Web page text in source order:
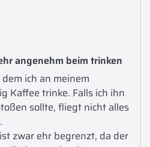
angenehm beim trinken
ich an meinem
Kaffee trinke. Falls ich ihn
sollte, fliegt nicht alles
zwar ehr begrenzt, da der